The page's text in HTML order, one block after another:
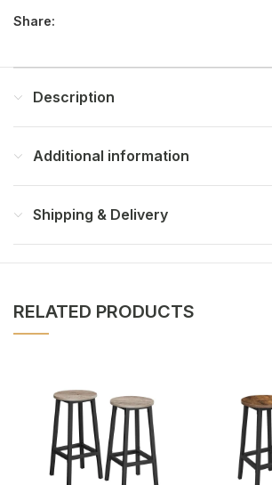
Share:
Description
Additional information
Shipping & Delivery
RELATED PRODUCTS